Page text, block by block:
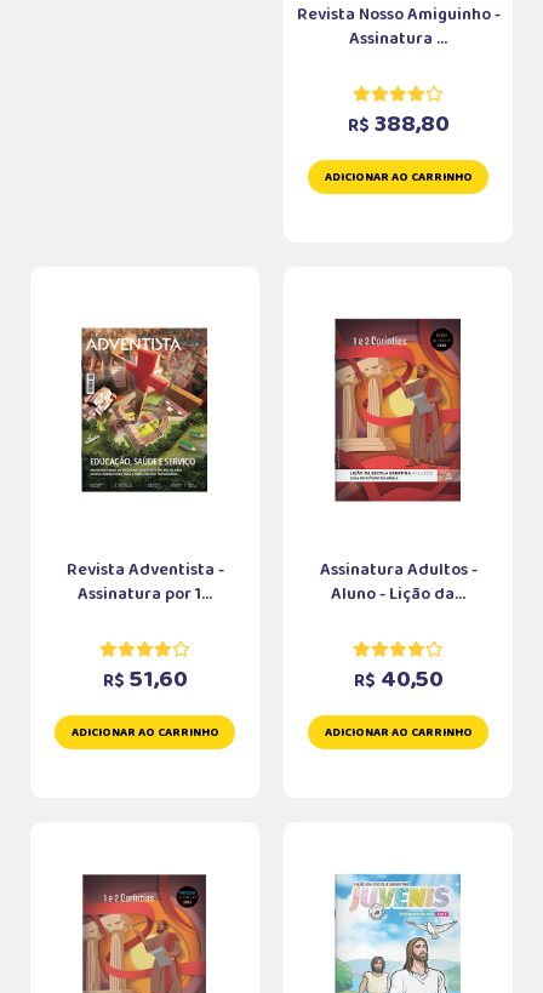
Revista Nosso Amiguinho -
Assinatura ...
R$ 388,80
ADICIONAR AO CARRINHO
Revista Adventista -
Assinatura por 1...
R$ 51,60
ADICIONAR AO CARRINHO
Assinatura Adultos -
Aluno - Lição da...
R$ 40,50
ADICIONAR AO CARRINHO